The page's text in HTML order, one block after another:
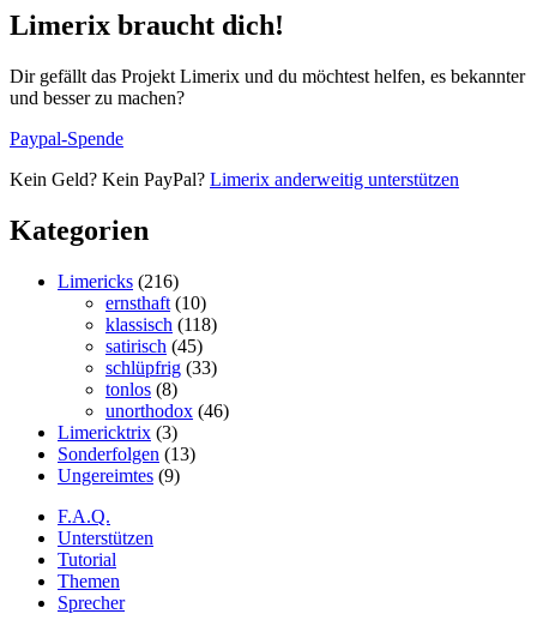
Limerix braucht dich!
Dir gefällt das Projekt Limerix und du möchtest helfen, es bekannter
und besser zu machen?
Paypal-Spende
Kein Geld? Kein PayPal? Limerix anderweitig unterstützen
Kategorien
Limericks (216)
ernsthaft (10)
klassisch (118)
satirisch (45)
schlüpfrig (33)
tonlos (8)
unorthodox (46)
Limericktrix (3)
Sonderfolgen (13)
Ungereimtes (9)
F.A.Q.
Unterstützen
Tutorial
Themen
Sprecher